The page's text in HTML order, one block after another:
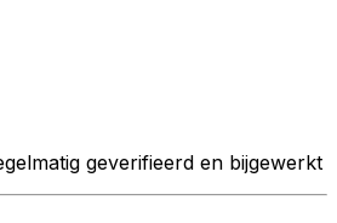
geverifieerd en bijgewerkt